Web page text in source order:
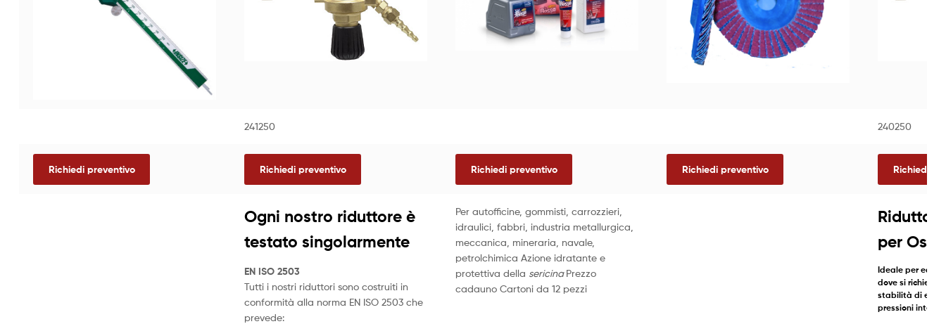
241250 240250
Richiedi preventivo Richiedi preventivo Richiedi preventivo Richiedi preventivo Richiedi
Ogni nostro riduttore è
testato singolarmente
EN ISO 2503
Tutti i nostri riduttori sono costruiti in
conformità alla norma EN ISO 2503 che
prevede:
Per autofficine, gommisti, carrozzieri,
idraulici, fabbri, industria metallurgica,
meccanica, mineraria, navale,
petrolchimica Azione idratante e
protettiva della sericinaPrezzo
cadauno Cartoni da 12 pezzi
per
Ideale per
dove si
stabilità di
pressioni